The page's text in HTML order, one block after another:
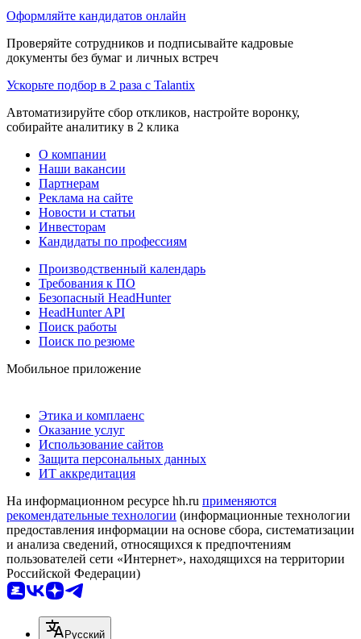
Оформляйте кандидатов онлайн
Проверяйте сотрудников и подписывайте кадровые
документы без бумаг и личных встреч
Ускорьте подбор в 2 раза с Talantix
Автоматизируйте сбор откликов, настройте воронку,
собирайте аналитику в 2 клика
О компании
Наши вакансии
Партнерам
Реклама на сайте
Новости и статьи
Инвесторам
Кандидаты по профессиям
Производственный календарь
Требования к ПО
Безопасный HeadHunter
HeadHunter API
Поиск работы
Поиск по резюме
Мобильное приложение
Этика и комплаенс
Оказание услуг
Использование сайтов
Защита персональных данных
ИТ аккредитация
На информационном ресурсе hh.ru применяются
рекомендательные технологии (информационные технологии
предоставления информации на основе сбора, систематизации
и анализа сведений, относящихся к предпочтениям
пользователей сети «Интернет», находящихся на территории
Российской Федерации)
Русский